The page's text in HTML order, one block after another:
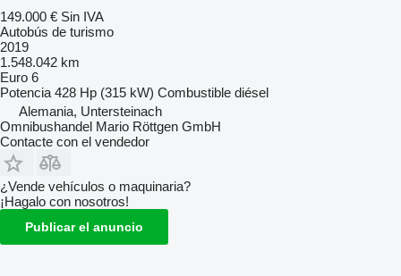
149.000 € Sin IVA
Autobús de turismo
2019
1.548.042 km
Euro 6
Potencia 428 Hp (315 kW) Combustible diésel
Alemania, Untersteinach
Omnibushandel Mario Röttgen GmbH
Contacte con el vendedor
¿Vende vehículos o maquinaria?
¡Hagalo con nosotros!
Publicar el anuncio